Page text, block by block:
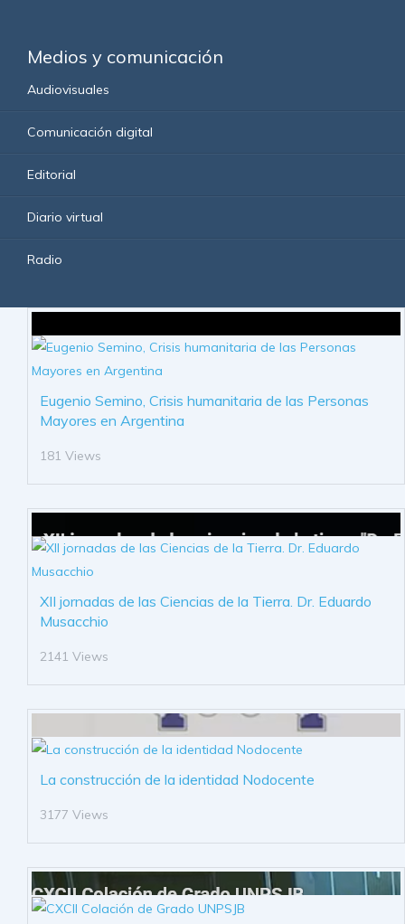
Medios y comunicación
Audiovisuales
Comunicación digital
Editorial
Diario virtual
Radio
Eugenio Semino, Crisis humanitaria de las Personas
Mayores en Argentina
181 Views
XII jornadas de las Ciencias de la Tierra. Dr. Eduardo
Musacchio
2141 Views
La construcción de la identidad Nodocente
3177 Views